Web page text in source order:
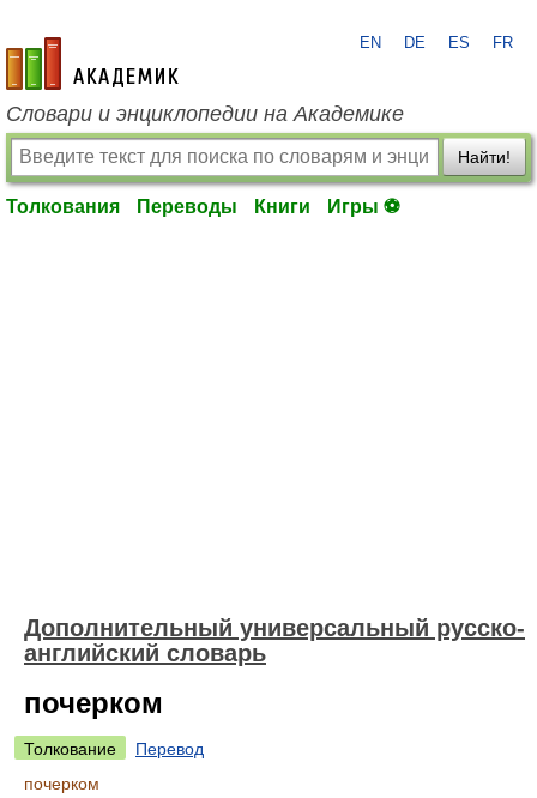
academic.ru
EN DE ES FR
Словари и энциклопедии на Академике
Найти!
Толкования Переводы Книги Игры ⚽
Дополнительный универсальный русско-
английский словарь
почерком
Толкование
Перевод
почерком